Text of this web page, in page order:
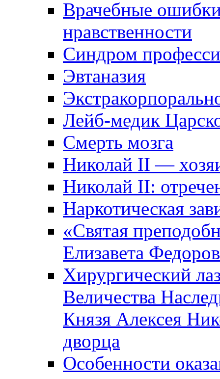
Врачебные ошибки
нравственности
Синдром
Эвтаназия
Лейб-медик
Смерть мозга
Николай II —
Николай II:
Наркотическая
«Святая
Елизавета
Хирургический
Величества
Князя Алексея
дворца
Особенности